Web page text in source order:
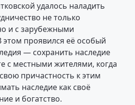
удалось наладить
не только
и с зарубежными
проявился её особый
— сохранить наследие
с местными жителями, когда
причастность к этим
наследие как своё
и богатство.